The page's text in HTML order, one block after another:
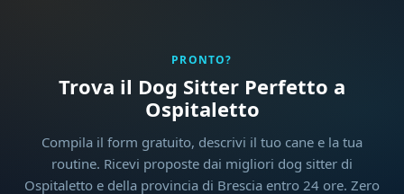
PRONTO?
Trova il Dog Sitter Perfetto a
Ospitaletto
Compila il form gratuito, descrivi il tuo cane e la tua
routine. Ricevi proposte dai migliori dog sitter di
Ospitaletto e della provincia di Brescia entro 24 ore. Zero